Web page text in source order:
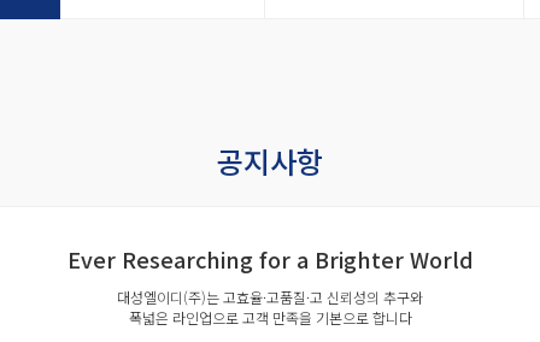
공지사항
Ever Researching for a Brighter World
대성엘이디(주)는 고효율·고품질·고 신뢰성의 추구와
폭넓은 라인업으로 고객 만족을 기본으로 합니다